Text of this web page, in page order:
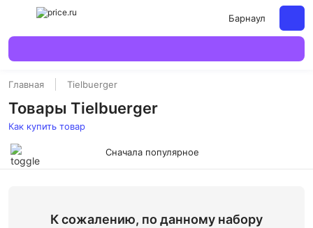
Барнаул
Главная Tielbuerger
Товары Tielbuerger
Как купить товар
Сначала популярное
К сожалению, по данному набору